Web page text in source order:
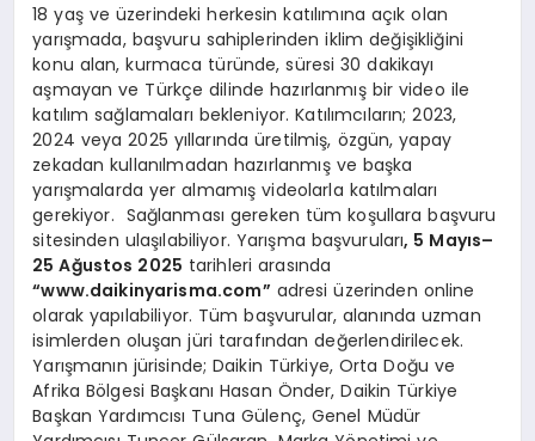
18 yaş ve üzerindeki herkesin katılımına açık olan
yarışmada, başvuru sahiplerinden iklim değişikliğini
konu alan, kurmaca türünde, süresi 30 dakikayı
aşmayan ve Türkçe dilinde hazırlanmış bir video ile
katılım sağlamaları bekleniyor. Katılımcıların; 2023,
2024 veya 2025 yıllarında üretilmiş, özgün, yapay
zekadan kullanılmadan hazırlanmış ve başka
yarışmalarda yer almamış videolarla katılmaları
gerekiyor. Sağlanması gereken tüm koşullara başvuru
sitesinden ulaşılabiliyor. Yarışma başvuruları, 5 Mayıs–
25 Ağustos 2025 tarihleri arasında
“www.daikinyarisma.com” adresi üzerinden online
olarak yapılabiliyor. Tüm başvurular, alanında uzman
isimlerden oluşan jüri tarafından değerlendirilecek.
Yarışmanın jürisinde; Daikin Türkiye, Orta Doğu ve
Afrika Bölgesi Başkanı Hasan Önder, Daikin Türkiye
Başkan Yardımcısı Tuna Gülenç, Genel Müdür